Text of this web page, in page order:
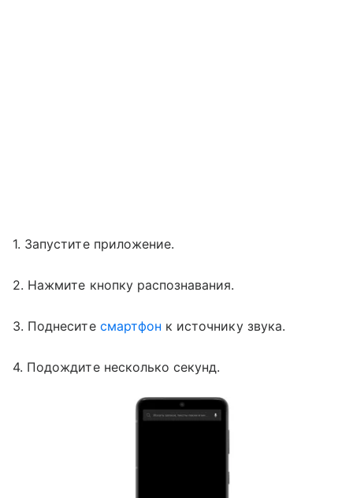
1. Запустите приложение.
2. Нажмите кнопку распознавания.
3. Поднесите смартфон к источнику звука.
4. Подождите несколько секунд.